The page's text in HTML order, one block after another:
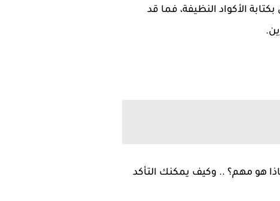
الأكواد النظيفة، فما قد
هو مهم؟ .. وكيف يمكنك التأكد